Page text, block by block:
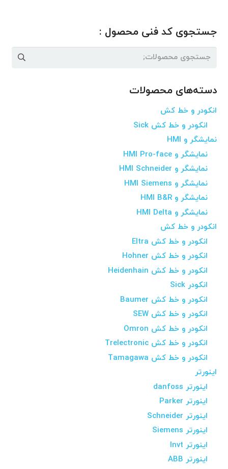
جستجوی کد فنی محصول :
جستجو
دسته‌های محصولات
انکودر و خط کش
انکودر و خط کش Sick
نمایشگر و HMI
نمایشگر و HMI Pro-face
نمایشگر و HMI Schneider
نمایشگر و HMI Siemens
نمایشگر و HMI B&R
نمایشگر و HMI Delta
انکودر و خط کش
انکودر و خط کش Eltra
انکودر و خط کش Hohner
انکودر و خط کش Heidenhain
انکودر Sick
انکودر و خط کش Baumer
انکودر و خط کش SEW
انکودر و خط کش Omron
انکودر و خط کش Trelectronic
انکودر و خط کش Tamagawa
اینورتر
اینورتر danfoss
اینورتر Parker
اینورتر Schneider
اینورتر Siemens
اینورتر Invt
اینورتر ABB